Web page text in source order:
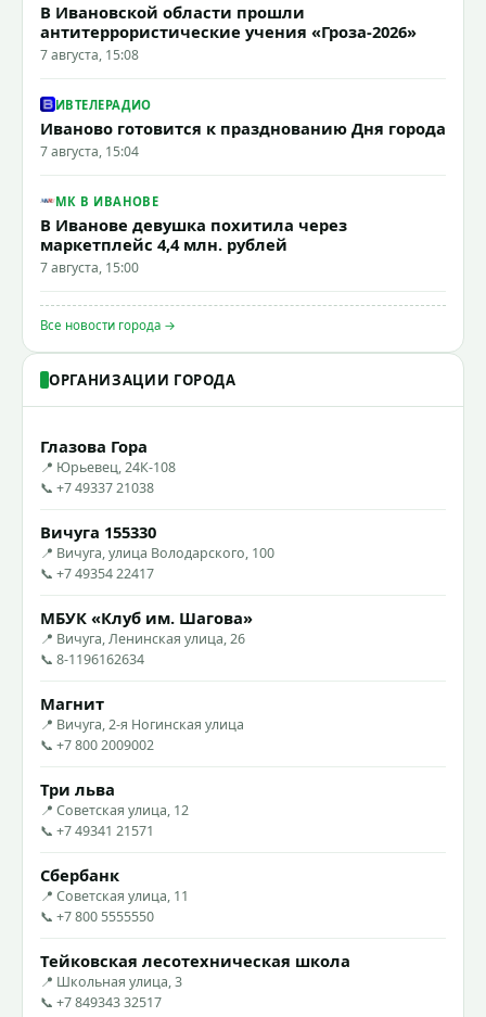
В Ивановской области прошли
антитеррористические учения «Гроза-2026»
7 августа, 15:08
ИВТЕЛЕРАДИО
Иваново готовится к празднованию Дня города
7 августа, 15:04
МК В ИВАНОВЕ
В Иванове девушка похитила через
маркетплейс 4,4 млн. рублей
7 августа, 15:00
Все новости города →
ОРГАНИЗАЦИИ ГОРОДА
Глазова Гора
📍 Юрьевец, 24К-108
📞 +7 49337 21038
Вичуга 155330
📍 Вичуга, улица Володарского, 100
📞 +7 49354 22417
МБУК «Клуб им. Шагова»
📍 Вичуга, Ленинская улица, 26
📞 8-1196162634
Магнит
📍 Вичуга, 2-я Ногинская улица
📞 +7 800 2009002
Три льва
📍 Советская улица, 12
📞 +7 49341 21571
Сбербанк
📍 Советская улица, 11
📞 +7 800 5555550
Тейковская лесотехническая школа
📍 Школьная улица, 3
📞 +7 849343 32517